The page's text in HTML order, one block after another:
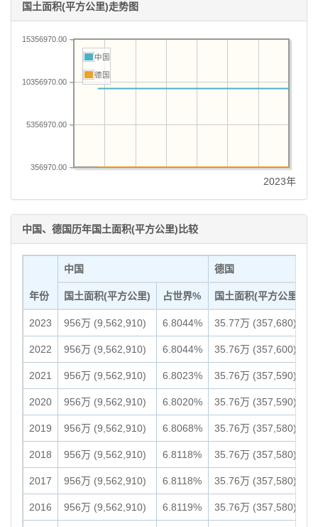
国土面积(平方公里)走势图
356970.00
5356970.00
10356970.00
15356970.00
中国
德国
2023年
中国、德国历年国土面积(平方公里)比较
年份
中国 德国
国土面积(平方公里) 占世界% 国土面积(平方公里)
2023 956万 (9,562,910) 6.8044% 35.77万 (357,680)
2022 956万 (9,562,910) 6.8044% 35.76万 (357,600)
2021 956万 (9,562,910) 6.8023% 35.76万 (357,590)
2020 956万 (9,562,910) 6.8020% 35.76万 (357,590)
2019 956万 (9,562,910) 6.8068% 35.76万 (357,580)
2018 956万 (9,562,910) 6.8118% 35.76万 (357,580)
2017 956万 (9,562,910) 6.8118% 35.76万 (357,580)
2016 956万 (9,562,910) 6.8119% 35.76万 (357,580)